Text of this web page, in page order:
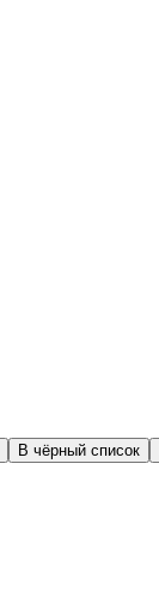
В чёрный список